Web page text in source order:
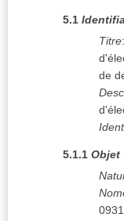
5.1
Titre:
de
5.1.1 Objet